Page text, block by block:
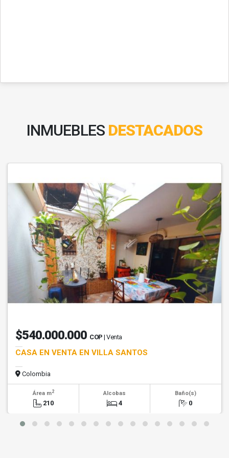
INMUEBLES DESTACADOS
$540.000.000 COP | Venta
CASA EN VENTA EN VILLA SANTOS
Colombia
Área m2
210
Alcobas
4
Baño(s)
0